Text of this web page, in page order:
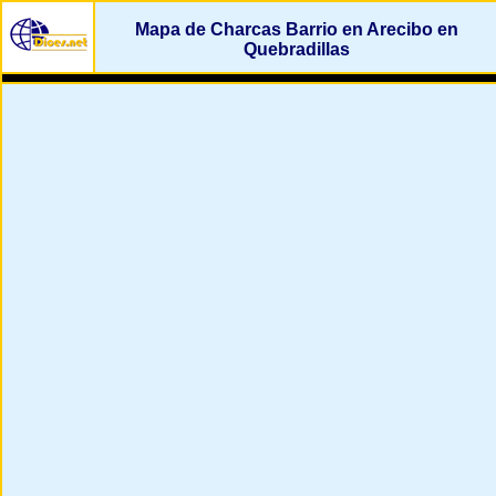
Mapa de Charcas Barrio en Arecibo en
Quebradillas